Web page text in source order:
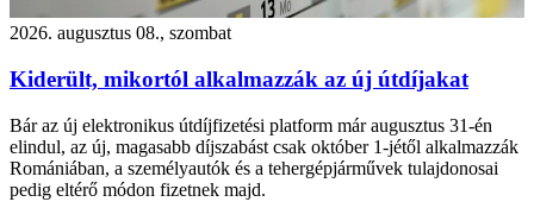
2026. augusztus 08., szombat
Kiderült, mikortól alkalmazzák az új útdíjakat
Bár az új elektronikus útdíjfizetési platform már augusztus 31-én
elindul, az új, magasabb díjszabást csak október 1-jétől alkalmazzák
Romániában, a személyautók és a tehergépjárművek tulajdonosai
pedig eltérő módon fizetnek majd.